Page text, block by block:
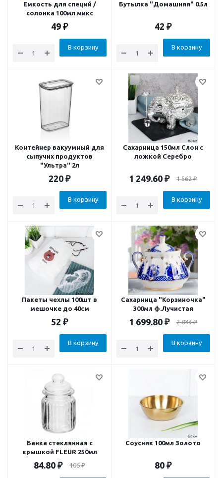
Емкость для специй /
солонка 100мл микс
49 ₽
В корзину
Бутылка "Домашняя" 0.5л
42 ₽
В корзину
Контейнер вакуумный для
сыпучих продуктов
"Ультра" 2л
220 ₽
В корзину
Сахарница 150мл Слон с
ложкой Серебро
1 249.60 ₽ 1 562₽
В корзину
Пакеты чехлы 100шт в
мешочке до 40см
52 ₽
В корзину
Сахарница "Корзиночка"
300мл ф.Лучистая
1 699.80 ₽ 2 833₽
В корзину
Банка стеклянная с
крышкой FLEUR 250мл
84.80 ₽ 106₽
Соусник 100мл Золото
80 ₽